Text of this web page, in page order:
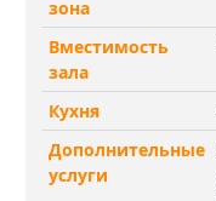
зона
Вместимость
зала
Кухня
Дополнительные
услуги